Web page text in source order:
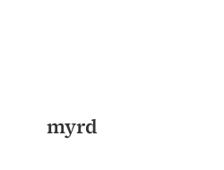
myrd